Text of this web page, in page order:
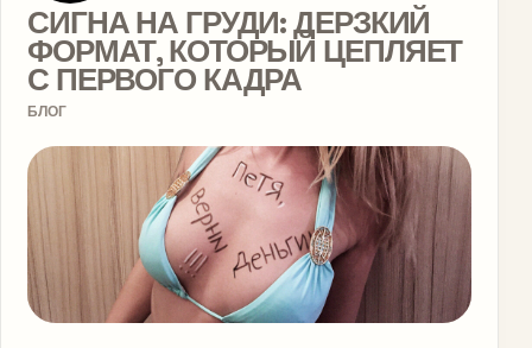
СИГНА НА ГРУДИ: ДЕРЗКИЙ
ФОРМАТ, КОТОРЫЙ ЦЕПЛЯЕТ
С ПЕРВОГО КАДРА
БЛОГ